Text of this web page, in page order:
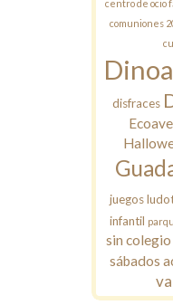
centro de ocio
comuniones
disfraces
juegos
infantil
sin colegio
sábados